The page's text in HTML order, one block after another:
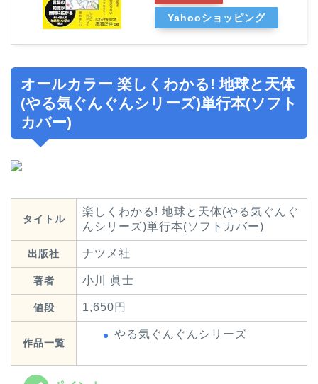
Yahooショッピング
オールカラー 楽しくわかる! 地球と天体
(やる気ぐんぐんシリーズ)単行本(ソフト
カバー)
タイトル
楽しくわかる! 地球と天体(やる気ぐんぐ
んシリーズ)単行本(ソフトカバー)
出版社 ナツメ社
著者 小川 眞士
値段 1,650円
作品一覧
やる気ぐんぐんシリーズ